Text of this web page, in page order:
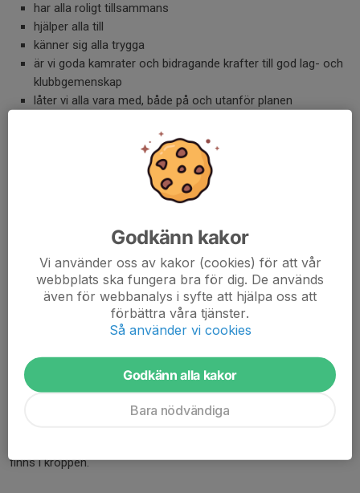
har alla roligt tillsammans
hjälper alla till
känner sig alla trygga
är vi goda kamrater och bidragande krafter till god lag- och
klubbgemenskap
låter vi alla vara med, både på och utanför planen
tar vi ansvar för varandra
är vi positiva förebilder
behandlar vi alla respektfullt både på och utanför planen
inklusive på sociala medier
inklusive på sociala medier
föregår vi med gott exempel
bidrar vi till föreningens ekonomi genom aktiva ideella
aktiviteter
följer alla föreningens regler angående alkohol, tobak och
Antidopingarbete
Linköpings Simidrottsförening följer Idrottens
Antidopingreglemente, Världsantidopingkoden (WADA Code)
finns i kroppen.
Godkänn kakor
Vi använder oss av kakor (cookies) för att vår
webbplats ska fungera bra för dig. De används
även för webbanalys i syfte att hjälpa oss att
förbättra våra tjänster.
Så använder vi cookies
Godkänn alla kakor
Bara nödvändiga